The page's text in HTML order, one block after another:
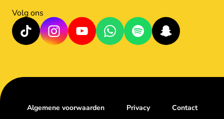
Volg ons
Algemene voorwaarden Privacy Contact